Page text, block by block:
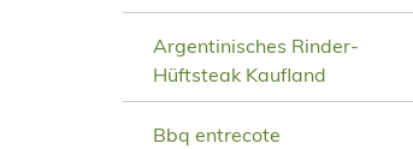
Argentinisches Rinder-
Hüftsteak Kaufland
Bbq entrecote